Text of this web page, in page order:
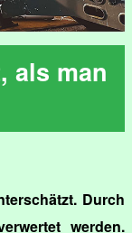
als man
Durch
werden.